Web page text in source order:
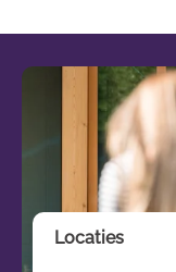
Locaties